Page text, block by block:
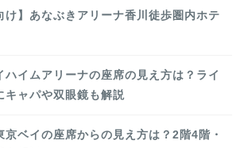
け】あなぶきアリーナ香川徒歩圏内ホテ
ハイムアリーナの座席の見え方は？ライ
キャパや双眼鏡も解説
京ベイの座席からの見え方は？2階4階・